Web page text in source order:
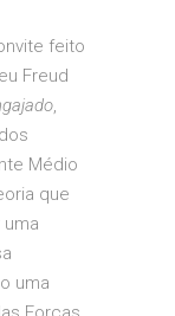
feito
Freud
,
Médio
que
uma